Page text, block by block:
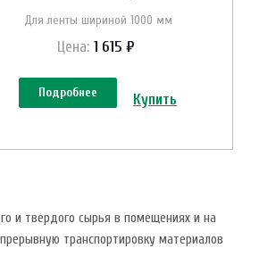
Для ленты шириной 1000 мм
Цена: 1 615 ₽
Подробнее Купить
и твердого сырья в помещениях и на
транспортировку материалов